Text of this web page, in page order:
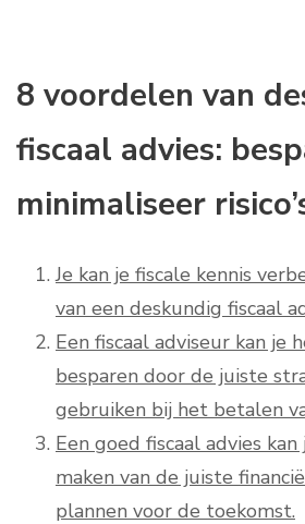
8 voordelen van
fiscaal advies:
minimaliseer
Je kan je fiscale kennis
van een deskundig fiscaal
Een fiscaal adviseur kan je
besparen door de juiste
gebruiken bij het betalen
Een goed fiscaal advies
maken van de juiste
plannen voor de toekomst.